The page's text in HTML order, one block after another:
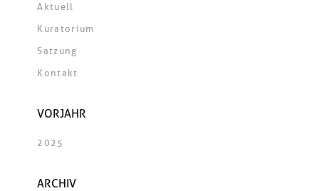
Aktuell
Kuratorium
Satzung
Kontakt
VORJAHR
2025
ARCHIV